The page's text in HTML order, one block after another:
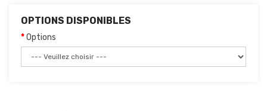
OPTIONS DISPONIBLES
Options